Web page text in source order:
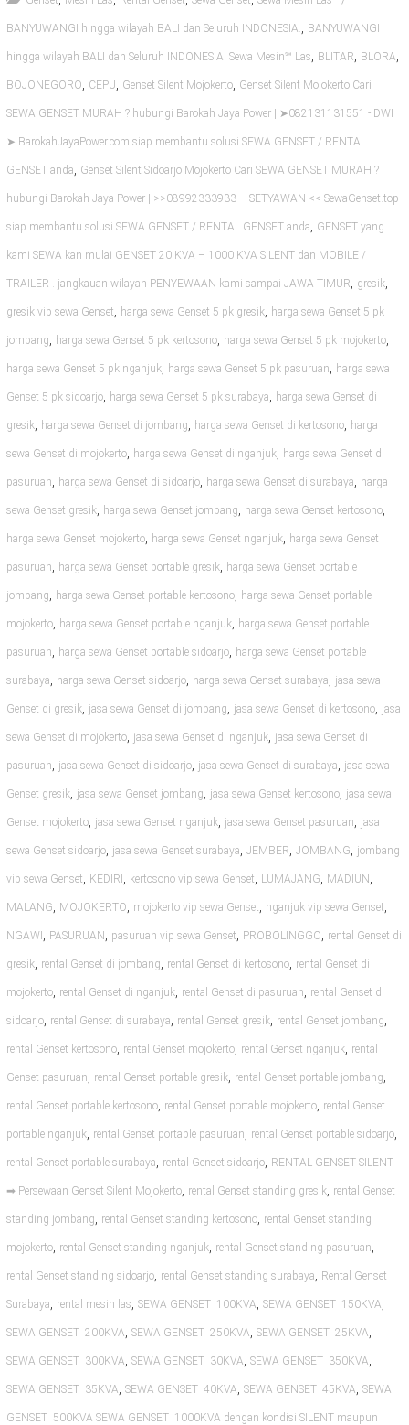
BANYUWANGI hingga wilayah BALI dan Seluruh INDONESIA., BANYUWANGI
hingga wilayah BALI dan Seluruh INDONESIA. Sewa Mesin℠ Las, BLITAR, BLORA,
BOJONEGORO, CEPU, Genset Silent Mojokerto, Genset Silent Mojokerto Cari
SEWA GENSET MURAH ? hubungi Barokah Jaya Power | ➤082131131551 - DWI
➤ BarokahJayaPower.com siap membantu solusi SEWA GENSET / RENTAL
GENSET anda, Genset Silent Sidoarjo Mojokerto Cari SEWA GENSET MURAH ?
hubungi Barokah Jaya Power | >>08992333933 – SETYAWAN << SewaGenset.top
siap membantu solusi SEWA GENSET / RENTAL GENSET anda, GENSET yang
kami SEWA kan mulai GENSET 20 KVA – 1000 KVA SILENT dan MOBILE /
TRAILER . jangkauan wilayah PENYEWAAN kami sampai JAWA TIMUR, gresik,
gresik vip sewa Genset, harga sewa Genset 5 pk gresik, harga sewa Genset 5 pk
jombang, harga sewa Genset 5 pk kertosono, harga sewa Genset 5 pk mojokerto,
harga sewa Genset 5 pk nganjuk, harga sewa Genset 5 pk pasuruan, harga sewa
Genset 5 pk sidoarjo, harga sewa Genset 5 pk surabaya, harga sewa Genset di
gresik, harga sewa Genset di jombang, harga sewa Genset di kertosono, harga
sewa Genset di mojokerto, harga sewa Genset di nganjuk, harga sewa Genset di
pasuruan, harga sewa Genset di sidoarjo, harga sewa Genset di surabaya, harga
sewa Genset gresik, harga sewa Genset jombang, harga sewa Genset kertosono,
harga sewa Genset mojokerto, harga sewa Genset nganjuk, harga sewa Genset
pasuruan, harga sewa Genset portable gresik, harga sewa Genset portable
jombang, harga sewa Genset portable kertosono, harga sewa Genset portable
mojokerto, harga sewa Genset portable nganjuk, harga sewa Genset portable
pasuruan, harga sewa Genset portable sidoarjo, harga sewa Genset portable
surabaya, harga sewa Genset sidoarjo, harga sewa Genset surabaya, jasa sewa
Genset di gresik, jasa sewa Genset di jombang, jasa sewa Genset di kertosono, jasa
sewa Genset di mojokerto, jasa sewa Genset di nganjuk, jasa sewa Genset di
pasuruan, jasa sewa Genset di sidoarjo, jasa sewa Genset di surabaya, jasa sewa
Genset gresik, jasa sewa Genset jombang, jasa sewa Genset kertosono, jasa sewa
Genset mojokerto, jasa sewa Genset nganjuk, jasa sewa Genset pasuruan, jasa
sewa Genset sidoarjo, jasa sewa Genset surabaya, JEMBER, JOMBANG, jombang
vip sewa Genset, KEDIRI , kertosono vip sewa Genset, LUMAJANG, MADIUN ,
MALANG, MOJOKERTO, mojokerto vip sewa Genset, nganjuk vip sewa Genset,
NGAWI , PASURUAN , pasuruan vip sewa Genset, PROBOLINGGO, rental Genset di
gresik, rental Genset di jombang, rental Genset di kertosono, rental Genset di
mojokerto, rental Genset di nganjuk, rental Genset di pasuruan, rental Genset di
sidoarjo, rental Genset di surabaya, rental Genset gresik, rental Genset jombang,
rental Genset kertosono, rental Genset mojokerto, rental Genset nganjuk, rental
Genset pasuruan, rental Genset portable gresik, rental Genset portable jombang,
rental Genset portable kertosono, rental Genset portable mojokerto, rental Genset
portable nganjuk, rental Genset portable pasuruan, rental Genset portable sidoarjo,
rental Genset portable surabaya, rental Genset sidoarjo, RENTAL GENSET SILENT
➡ Persewaan Genset Silent Mojokerto, rental Genset standing gresik, rental Genset
standing jombang, rental Genset standing kertosono, rental Genset standing
mojokerto, rental Genset standing nganjuk, rental Genset standing pasuruan,
rental Genset standing sidoarjo, rental Genset standing surabaya, Rental Genset
Surabaya, rental mesin las, SEWA GENSET 100KVA, SEWA GENSET 150KVA,
SEWA GENSET 200KVA, SEWA GENSET 250KVA, SEWA GENSET 25KVA,
SEWA GENSET 300KVA, SEWA GENSET 30KVA, SEWA GENSET 350KVA,
SEWA GENSET 35KVA, SEWA GENSET 40KVA, SEWA GENSET 45KVA, SEWA
GENSET 500KVA SEWA GENSET 1000KVA dengan kondisi SILENT maupun